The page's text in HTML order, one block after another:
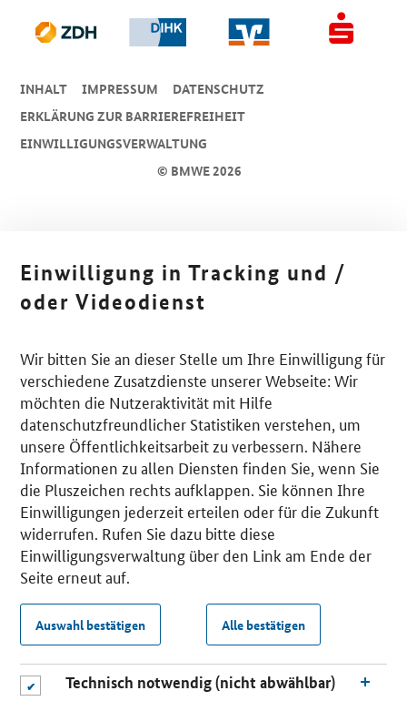
© BMWE 2026
INHALT IMPRESSUM
DA­TEN­SCHUTZ
ERKLÄRUNG ZUR BARRIEREFREIHEIT
EINWILLIGUNGSVERWALTUNG
Einwilligung in Tracking und /
oder Videodienst
Wir bitten Sie an dieser Stelle um Ihre Einwilligung für
verschiedene Zusatzdienste unserer Webseite: Wir
möchten die Nutzeraktivität mit Hilfe
datenschutzfreundlicher Statistiken verstehen, um
unsere Öffentlichkeitsarbeit zu verbessern. Nähere
Informationen zu allen Diensten finden Sie, wenn Sie
die Pluszeichen rechts aufklappen. Sie können Ihre
Einwilligungen jederzeit erteilen oder für die Zukunft
widerrufen. Rufen Sie dazu bitte diese
Einwilligungsverwaltung über den Link am Ende der
Seite erneut auf.
Auswahl bestätigen Alle bestätigen
Technisch notwendig (nicht abwählbar)